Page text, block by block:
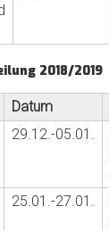
2018/2019
Datum
29.12.-05.01.
25.01.-27.01.